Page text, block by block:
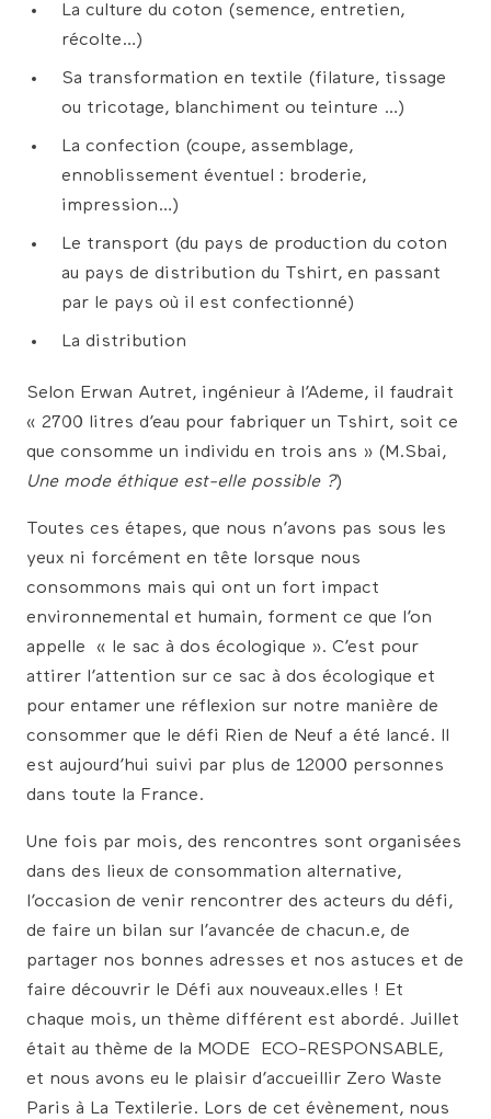
La culture du coton (semence, entretien,
récolte…)
Sa transformation en textile (filature, tissage
ou tricotage, blanchiment ou teinture …)
La confection (coupe, assemblage,
ennoblissement éventuel : broderie,
impression…)
Le transport (du pays de production du coton
au pays de distribution du Tshirt, en passant
par le pays où il est confectionné)
La distribution
Selon Erwan Autret, ingénieur à l’Ademe, il faudrait
« 2700 litres d’eau pour fabriquer un Tshirt, soit ce
que consomme un individu en trois ans » (M.Sbai,
Une mode éthique est-elle possible ?)
Toutes ces étapes, que nous n’avons pas sous les
yeux ni forcément en tête lorsque nous
consommons mais qui ont un fort impact
environnemental et humain, forment ce que l’on
appelle « le sac à dos écologique ». C’est pour
attirer l’attention sur ce sac à dos écologique et
pour entamer une réflexion sur notre manière de
consommer que le défi Rien de Neuf a été lancé. Il
est aujourd’hui suivi par plus de 12000 personnes
dans toute la France.
Une fois par mois, des rencontres sont organisées
dans des lieux de consommation alternative,
l’occasion de venir rencontrer des acteurs du défi,
de faire un bilan sur l’avancée de chacun.e, de
partager nos bonnes adresses et nos astuces et de
faire découvrir le Défi aux nouveaux.elles ! Et
chaque mois, un thème différent est abordé. Juillet
était au thème de la MODE ECO-RESPONSABLE,
et nous avons eu le plaisir d’accueillir Zero Waste
Paris à La Textilerie. Lors de cet évènement, nous